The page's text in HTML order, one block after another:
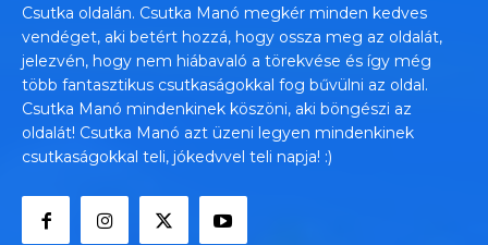
Csutka oldalán. Csutka Manó megkér minden kedves
vendéget, aki betért hozzá, hogy ossza meg az oldalát,
jelezvén, hogy nem hiábavaló a törekvése és így még
több fantasztikus csutkaságokkal fog bűvülni az oldal.
Csutka Manó mindenkinek köszöni, aki böngészi az
oldalát! Csutka Manó azt üzeni legyen mindenkinek
csutkaságokkal teli, jókedvvel teli napja! :)